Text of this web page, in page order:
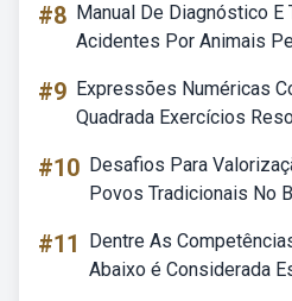
#8 Manual De Diagnóstico E
Acidentes Por Animais
#9 Expressões Numéricas
Quadrada Exercícios
#10 Desafios Para
Povos Tradicionais No
#11
Dentre As
Abaixo é Considerada